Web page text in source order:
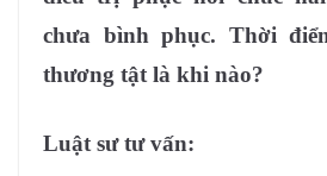
chưa bình phục. Thời
thương tật là khi nào?
Luật sư tư vấn: